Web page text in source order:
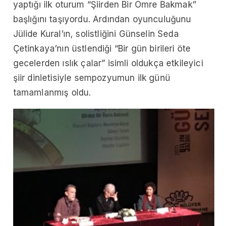
yaptığı ilk oturum “Şiirden Bir Ömre Bakmak”
başlığını taşıyordu. Ardından oyunculuğunu
Jülide Kural’ın, solistliğini Günselin Seda
Çetinkaya’nın üstlendiği “Bir gün birileri öte
gecelerden ıslık çalar” isimli oldukça etkileyici
şiir dinletisiyle sempozyumun ilk günü
tamamlanmış oldu.